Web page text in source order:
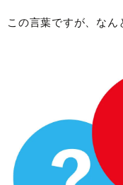
この言葉ですが、なん